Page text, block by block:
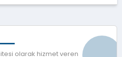
olarak hizmet veren